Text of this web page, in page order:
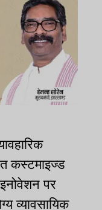
कस्टमाइज्ड
पर
व्यावसायिक